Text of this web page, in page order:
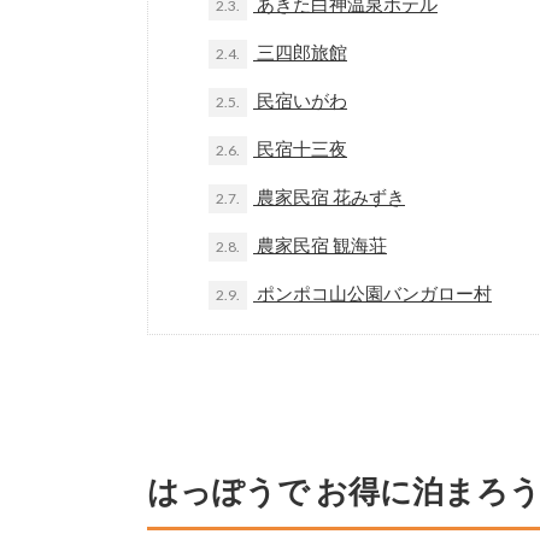
2.3.
2.4. 三四郎旅館
2.5. 民宿いがわ
2.6. 民宿十三夜
2.7. 農家民宿 花みずき
2.8. 農家民宿 観海荘
2.9. ポンポコ山公園バンガロー村
はっぽうで お得に泊まろ